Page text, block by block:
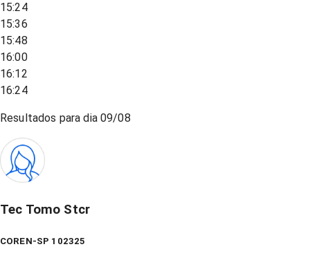
15:24
15:36
15:48
16:00
16:12
16:24
Resultados para dia09/08
Tec Tomo Stcr
COREN-SP 102325